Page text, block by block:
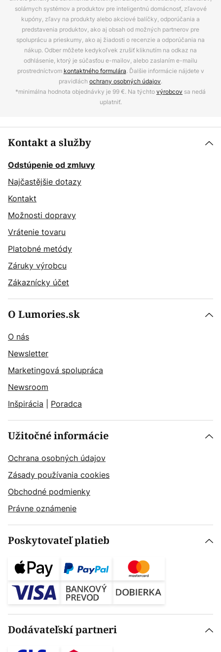
solárnych systémov a produktov pre inteligentnú domácnosť, zľavové
kupóny, zľavy na produkty alebo akciové balíčky, odporúčania a
predstavenia produktov, ako aj obsah od možných partnerov pre
spoluprácu a prieskumy, ako aj žiadosti o recenzie a odporúčania na
nákup. Odber môžete kedykoľvek zrušiť kliknutím na odkaz na
odhlásenie, ktorý je súčasťou e-mailov, alebo zaslaním e-mailu
prostredníctvom kontaktného formulára. Ďalšie informácie nájdete v
pravidlách ochrany osobných údajov.
*minimálna hodnota objednávky je 99 €. Na týchtovýrobcov sa nedá
uplatniť.
Kontakt a služby
Odstúpenie od zmluvy
Najčastějšie dotazy
Kontakt
Možnosti dopravy
Vrátenie tovaru
Platobné metódy
Záruky výrobcu
Zákaznícky účet
O Lumories.sk
O nás
Newsletter
Marketingová spolupráca
Newsroom
Inšpirácia
Poradca
Užitočné informácie
Ochrana osobných údajov
Zásady používania cookies
Obchodné podmienky
Právne oznámenie
Poskytovateľ platieb
Dodávateľskí partneri